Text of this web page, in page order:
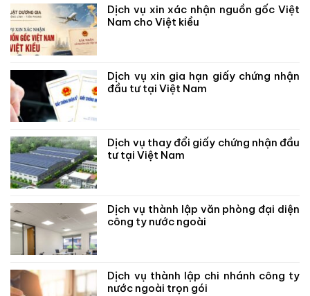
Dịch vụ xin xác nhận nguồn gốc Việt
Nam cho Việt kiều
Dịch vụ xin gia hạn giấy chứng nhận
đầu tư tại Việt Nam
Dịch vụ thay đổi giấy chứng nhận đầu
tư tại Việt Nam
Dịch vụ thành lập văn phòng đại diện
công ty nước ngoài
Dịch vụ thành lập chi nhánh công ty
nước ngoài trọn gói